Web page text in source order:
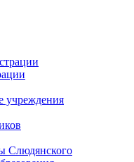
учреждения
Слюдянского